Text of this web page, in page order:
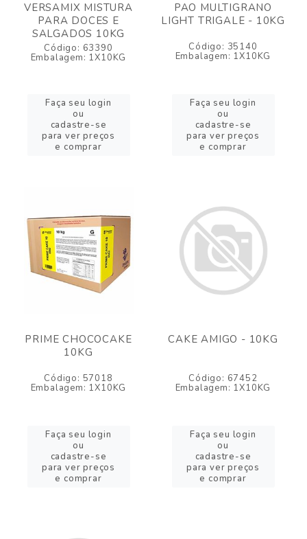
VERSAMIX MISTURA
PARA DOCES E
SALGADOS 10KG
Código: 63390
Embalagem: 1X10KG
Faça seu login
ou
cadastre-se
para ver preços
e comprar
PAO MULTIGRANO
LIGHT TRIGALE - 10KG
Código: 35140
Embalagem: 1X10KG
Faça seu login
ou
cadastre-se
para ver preços
e comprar
PRIME CHOCOCAKE
10KG
Código: 57018
Embalagem: 1X10KG
Faça seu login
ou
cadastre-se
para ver preços
e comprar
CAKE AMIGO - 10KG
Código: 67452
Embalagem: 1X10KG
Faça seu login
ou
cadastre-se
para ver preços
e comprar